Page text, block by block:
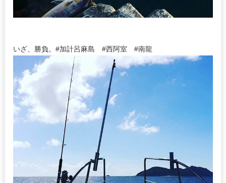
いざ、勝負。#加計呂麻島 #西阿室 #南龍